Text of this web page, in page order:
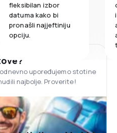
fleksibilan izbor
datuma kako bi
pronašli najjeftiniju
opciju.
upoređujemo stotine
najbolje. Proverite!